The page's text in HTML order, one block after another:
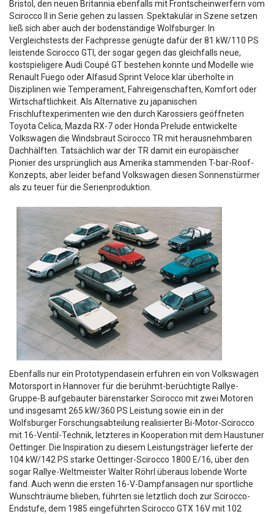
Bristol, den neuen Britannia ebenfalls mit Frontscheinwerfern vom
Scirocco II in Serie gehen zu lassen. Spektakulär in Szene setzen
ließ sich aber auch der bodenständige Wolfsburger. In
Vergleichstests der Fachpresse genügte dafür der 81 kW/110 PS
leistende Scirocco GTI, der sogar gegen das gleichfalls neue,
kostspieligere Audi Coupé GT bestehen konnte und Modelle wie
Renault Fuego oder Alfasud Sprint Veloce klar überholte in
Disziplinen wie Temperament, Fahreigenschaften, Komfort oder
Wirtschaftlichkeit. Als Alternative zu japanischen
Frischluftexperimenten wie den durch Karossiers geöffneten
Toyota Celica, Mazda RX-7 oder Honda Prelude entwickelte
Volkswagen die Windsbraut Scirocco TR mit herausnehmbaren
Dachhälften. Tatsächlich war der TR damit ein europäischer
Pionier des ursprünglich aus Amerika stammenden T-bar-Roof-
Konzepts, aber leider befand Volkswagen diesen Sonnenstürmer
als zu teuer für die Serienproduktion.
Ebenfalls nur ein Prototypendasein erfuhren ein von Volkswagen
Motorsport in Hannover für die berühmt-berüchtigte Rallye-
Gruppe-B aufgebauter bärenstarker Scirocco mit zwei Motoren
und insgesamt 265 kW/360 PS Leistung sowie ein in der
Wolfsburger Forschungsabteilung realisierter Bi-Motor-Scirocco
mit 16-Ventil-Technik, letzteres in Kooperation mit dem Haustuner
Oettinger. Die Inspiration zu diesem Leistungsträger lieferte der
104 kW/142 PS starke Oettinger-Scirocco 1800 E/16, über den
sogar Rallye-Weltmeister Walter Röhrl überaus lobende Worte
fand. Auch wenn die ersten 16-V-Dampfansagen nur sportliche
Wunschträume blieben, führten sie letztlich doch zur Scirocco-
Endstufe, dem 1985 eingeführten Scirocco GTX 16V mit 102